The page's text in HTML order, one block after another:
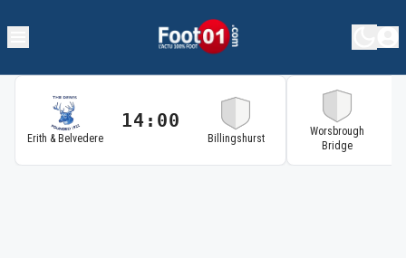
Erith & Belvedere
14:00
Billingshurst
Worsbrough
Bridge